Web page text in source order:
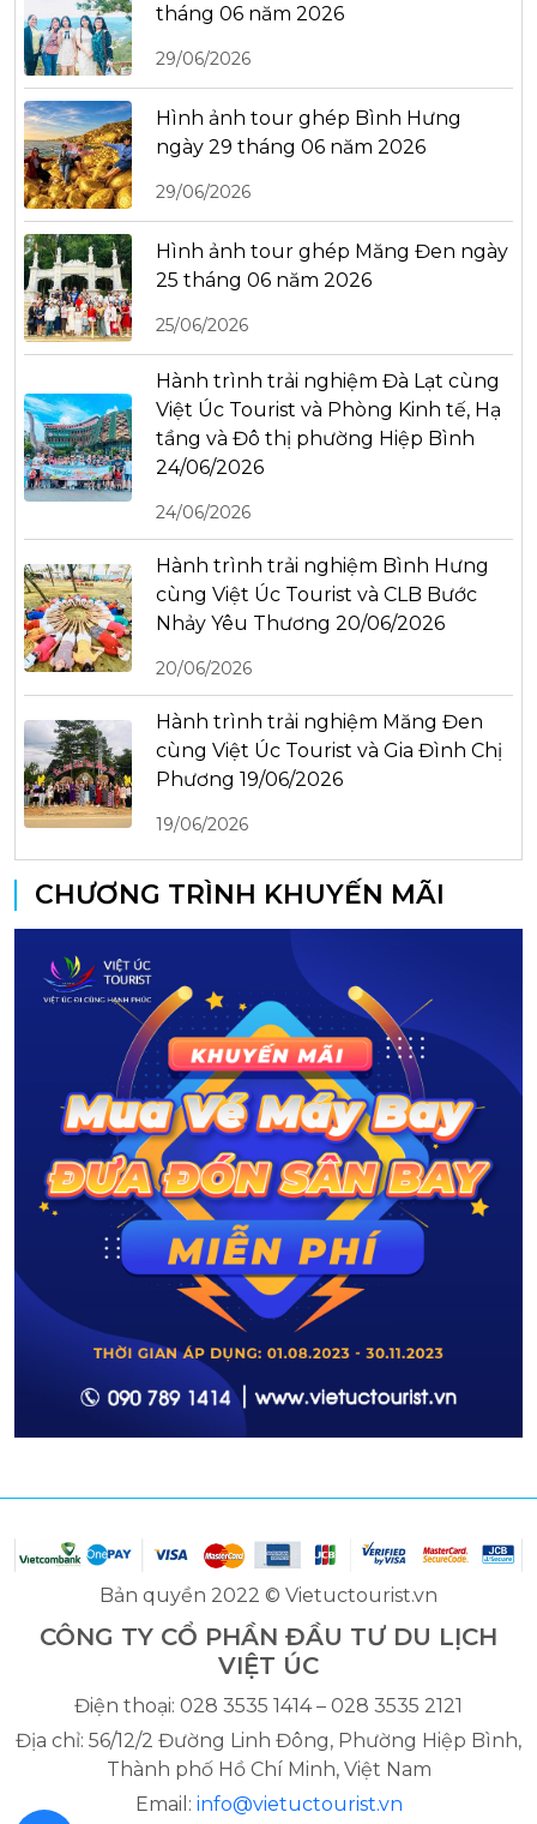
tháng 06 năm 2026
29/06/2026
Hình ảnh tour ghép Bình Hưng
ngày 29 tháng 06 năm 2026
29/06/2026
Hình ảnh tour ghép Măng Đen ngày
25 tháng 06 năm 2026
25/06/2026
Hành trình trải nghiệm Đà Lạt cùng
Việt Úc Tourist và Phòng Kinh tế, Hạ
tầng và Đô thị phường Hiệp Bình
24/06/2026
24/06/2026
Hành trình trải nghiệm Bình Hưng
cùng Việt Úc Tourist và CLB Bước
Nhảy Yêu Thương 20/06/2026
20/06/2026
Hành trình trải nghiệm Măng Đen
cùng Việt Úc Tourist và Gia Đình Chị
Phương 19/06/2026
19/06/2026
CHƯƠNG TRÌNH KHUYẾN MÃI
Bản quyền 2022 © Vietuctourist.vn
CÔNG TY CỔ PHẦN ĐẦU TƯ DU LỊCH
VIỆT ÚC
Điện thoại: 028 3535 1414 – 028 3535 2121
Địa chỉ: 56/12/2 Đường Linh Đông, Phường Hiệp Bình,
Thành phố Hồ Chí Minh, Việt Nam
Email: info@vietuctourist.vn